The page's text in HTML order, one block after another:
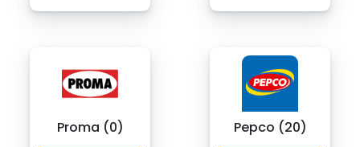
Proma (0) Pepco (20)